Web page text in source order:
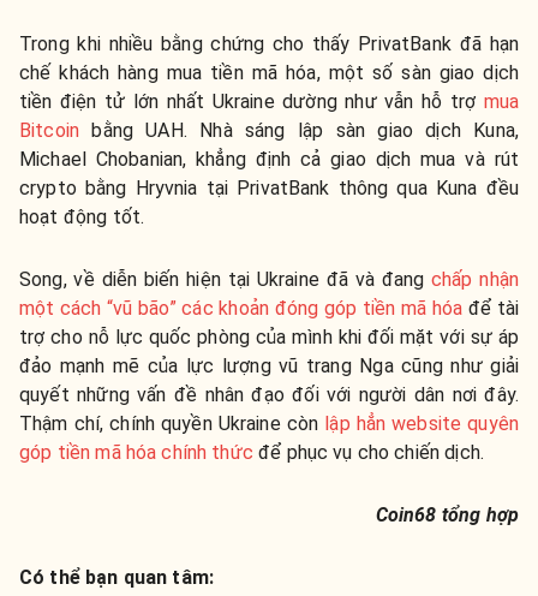
Trong khi nhiều bằng chứng cho thấy PrivatBank đã hạn
chế khách hàng mua tiền mã hóa, một số sàn giao dịch
tiền điện tử lớn nhất Ukraine dường như vẫn hỗ trợ mua
Bitcoin bằng UAH. Nhà sáng lập sàn giao dịch Kuna,
Michael Chobanian, khẳng định cả giao dịch mua và rút
crypto bằng Hryvnia tại PrivatBank thông qua Kuna đều
hoạt động tốt.
Song, về diễn biến hiện tại Ukraine đã và đangchấp nhận
một cách “vũ bão” các khoản đóng góp tiền mã hóa để tài
trợ cho nỗ lực quốc phòng của mình khi đối mặt với sự áp
đảo mạnh mẽ của lực lượng vũ trang Nga cũng như giải
quyết những vấn đề nhân đạo đối với người dân nơi đây.
Thậm chí, chính quyền Ukraine còn lập hẳn website quyên
góp tiền mã hóa chính thứcđể phục vụ cho chiến dịch.
Coin68 tổng hợp
Có thể bạn quan tâm: